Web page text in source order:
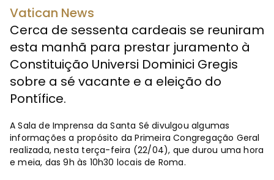
Vatican News
Cerca de sessenta cardeais se reuniram
esta manhã para prestar juramento à
Constituição Universi Dominici Gregis
sobre a sé vacante e a eleição do
Pontífice.
A Sala de Imprensa da Santa Sé divulgou algumas
informações a propósito da Primeira Congregação Geral
realizada, nesta terça-feira (22/04), que durou uma hora
e meia, das 9h às 10h30 locais de Roma.